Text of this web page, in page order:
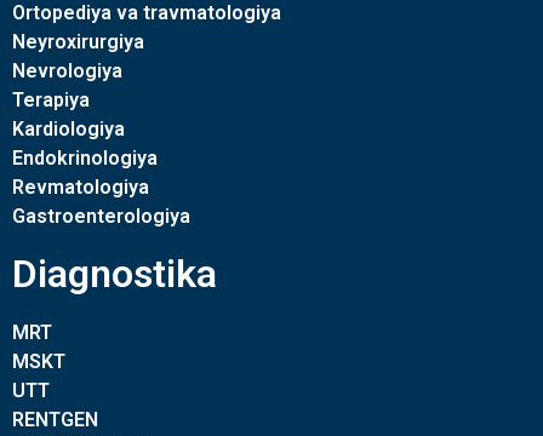
Ortopediya va travmatologiya
Neyroxirurgiya
Nevrologiya
Terapiya
Kardiologiya
Endokrinologiya
Revmatologiya
Gastroenterologiya
Diagnostika
MRT
MSKT
UTT
RENTGEN